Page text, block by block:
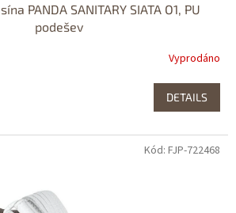
PANDA SANITARY SIATA O1, PU
podešev
Vyprodáno
DETAILS
Kód: FJP-722468